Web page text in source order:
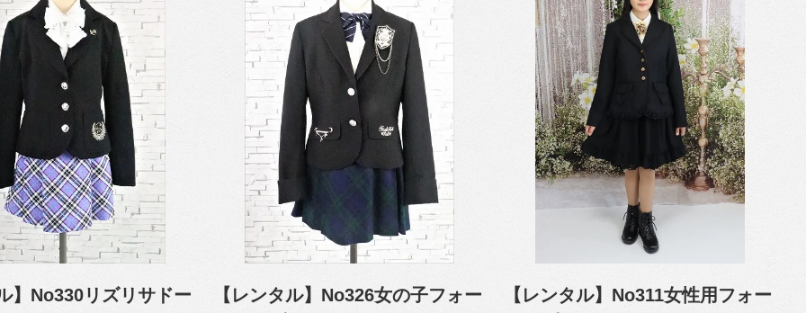
】No330リズリサドー
【レンタル】No326女の子フォー
【レンタル】No311女性用フォー